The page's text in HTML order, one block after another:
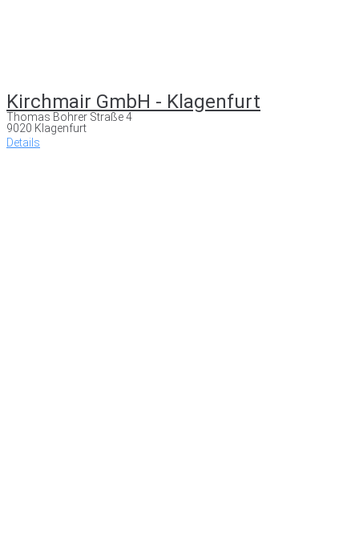
Kirchmair GmbH - Klagenfurt
Thomas Bohrer Straße 4
9020 Klagenfurt
Details